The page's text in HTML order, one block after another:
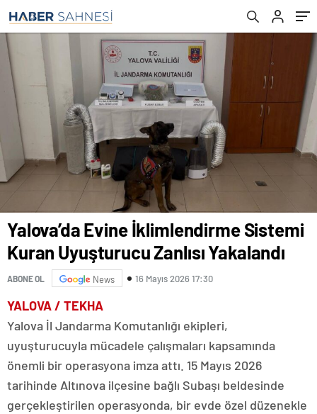
Yalova’da Evine İklimlendirme Sistemi
Kuran Uyuşturucu Zanlısı Yakalandı
ABONE OL News 16 Mayıs 2026 17:30
YALOVA / TEKHA
Yalova İl Jandarma Komutanlığı ekipleri,
uyuşturucuyla mücadele çalışmaları kapsamında
önemli bir operasyona imza attı. 15 Mayıs 2026
tarihinde Altınova ilçesine bağlı Subaşı beldesinde
gerçekleştirilen operasyonda, bir evde özel düzenekle